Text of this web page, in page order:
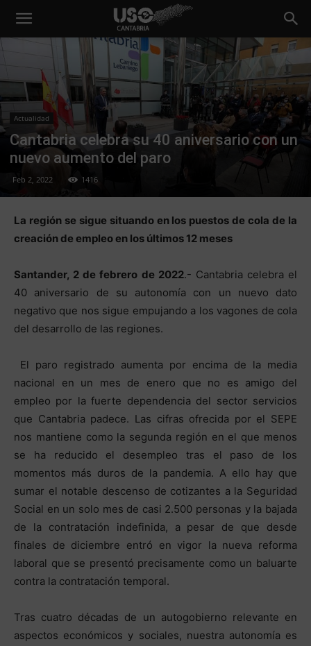
Actualidad
Cantabria celebra su 40 aniversario con un
nuevo aumento del paro
Feb 2, 2022 1416
La región se sigue situando en los puestos de cola de la
creación de empleo en los últimos 12 meses
Santander, 2 de febrero de 2022.- Cantabria celebra el
40 aniversario de su autonomía con un nuevo dato
negativo que nos sigue empujando a los vagones de cola
del desarrollo de las regiones.
El paro registrado aumenta por encima de la media
nacional en un mes de enero que no es amigo del
empleo por la fuerte dependencia del sector servicios
que Cantabria padece. Las cifras ofrecida por el SEPE
nos mantiene como la segunda región en el que menos
se ha reducido el desempleo tras el paso de los
momentos más duros de la pandemia. A ello hay que
sumar el notable descenso de cotizantes a la Seguridad
Social en un solo mes de casi 2.500 personas y la bajada
de la contratación indefinida, a pesar de que desde
finales de diciembre entró en vigor la nueva reforma
laboral que se presentó precisamente como un baluarte
contra la contratación temporal.
Tras cuatro décadas de un autogobierno relevante en
aspectos económicos y sociales, nuestra autonomía es